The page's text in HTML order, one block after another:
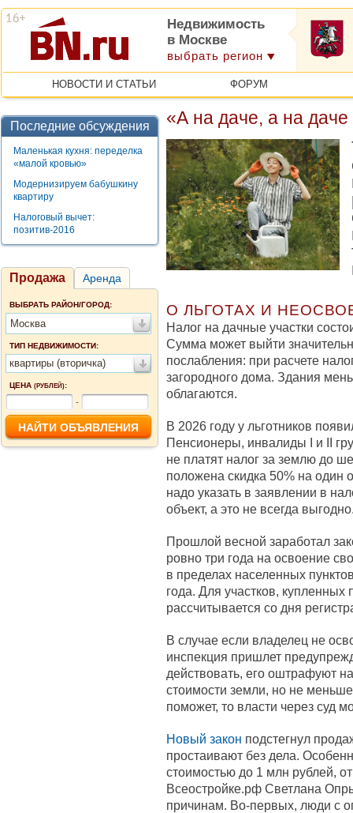
Недвижимость
в Москве
выбрать регион
НОВОСТИ И СТАТЬИ ФОРУМ
Последние обсуждения
Маленькая кухня: переделка
«малой кровью»
Модернизируем бабушкину
квартиру
Налоговый вычет:
позитив-2016
Продажа Аренда
ВЫБРАТЬ РАЙОН/ГОРОД:
Москва
ТИП НЕДВИЖИМОСТИ:
квартиры (вторичка)
ЦЕНА (РУБЛЕЙ):
-
«А на даче, а на
О ЛЬГОТАХ И
Налог на дачные участки
Сумма может выйти
послабления: при расчете
загородного дома. Здания
облагаются.
В 2026 году у льготников
Пенсионеры, инвалиды I и II
не платят налог за землю до
положена скидка 50% на один
надо указать в заявлении в
объект, а это не всегда
Прошлой весной заработал
ровно три года на освоение
в пределах населенных
года. Для участков, купленных
рассчитывается со дня
В случае если владелец не
инспекция пришлет
действовать, его оштрафуют
стоимости земли, но не
поможет, то власти через суд
Новый закон подстегнул
простаивают без дела.
стоимостью до 1 млн рублей,
Всеостройке.рф Светлана
причинам. Во-первых, люди с